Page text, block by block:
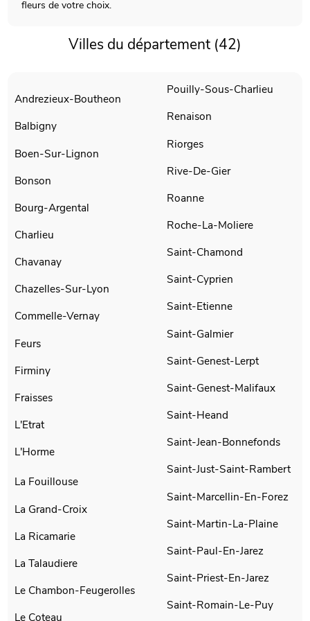
fleurs de votre choix.
Villes du département (42)
Andrezieux-Boutheon
Balbigny
Boen-Sur-Lignon
Bonson
Bourg-Argental
Charlieu
Chavanay
Chazelles-Sur-Lyon
Commelle-Vernay
Feurs
Firminy
Fraisses
L'Etrat
L'Horme
La Fouillouse
La Grand-Croix
La Ricamarie
La Talaudiere
Le Chambon-Feugerolles
Le Coteau
Pouilly-Sous-Charlieu
Renaison
Riorges
Rive-De-Gier
Roanne
Roche-La-Moliere
Saint-Chamond
Saint-Cyprien
Saint-Etienne
Saint-Galmier
Saint-Genest-Lerpt
Saint-Genest-Malifaux
Saint-Heand
Saint-Jean-Bonnefonds
Saint-Just-Saint-Rambert
Saint-Marcellin-En-Forez
Saint-Martin-La-Plaine
Saint-Paul-En-Jarez
Saint-Priest-En-Jarez
Saint-Romain-Le-Puy